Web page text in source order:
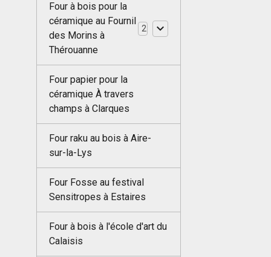
Four à bois pour la
céramique au Fournil
des Morins à
Thérouanne
Four papier pour la
céramique À travers
champs à Clarques
Four raku au bois à Aire-
sur-la-Lys
Four Fosse au festival
Sensitropes à Estaires
Four à bois à l'école d'art du
Calaisis